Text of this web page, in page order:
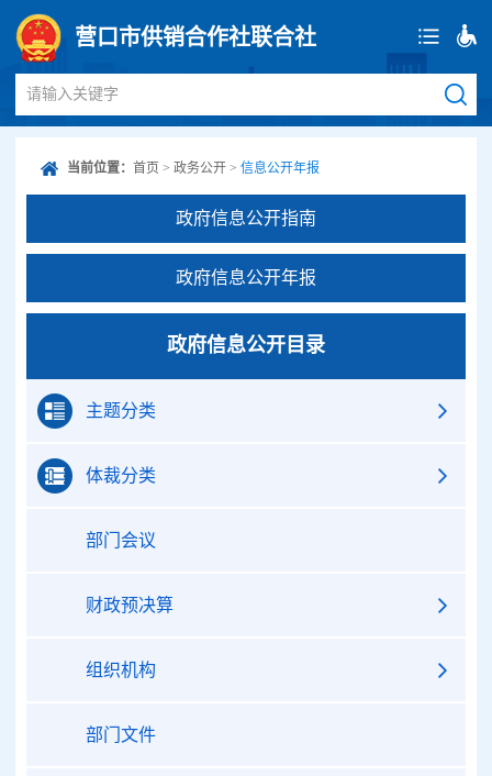
营口市供销合作社联合社
请输入关键字
当前位置： 首页 > 政务公开 > 信息公开年报
政府信息公开指南
政府信息公开年报
政府信息公开目录
主题分类
体裁分类
部门会议
财政预决算
组织机构
部门文件